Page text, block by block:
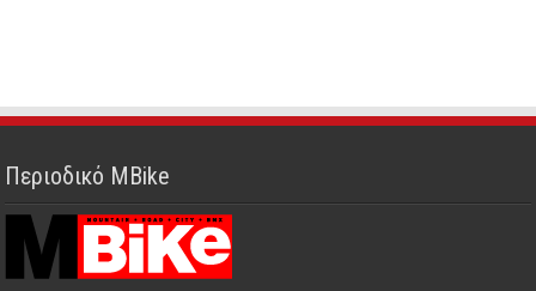
Περιοδικό MBike